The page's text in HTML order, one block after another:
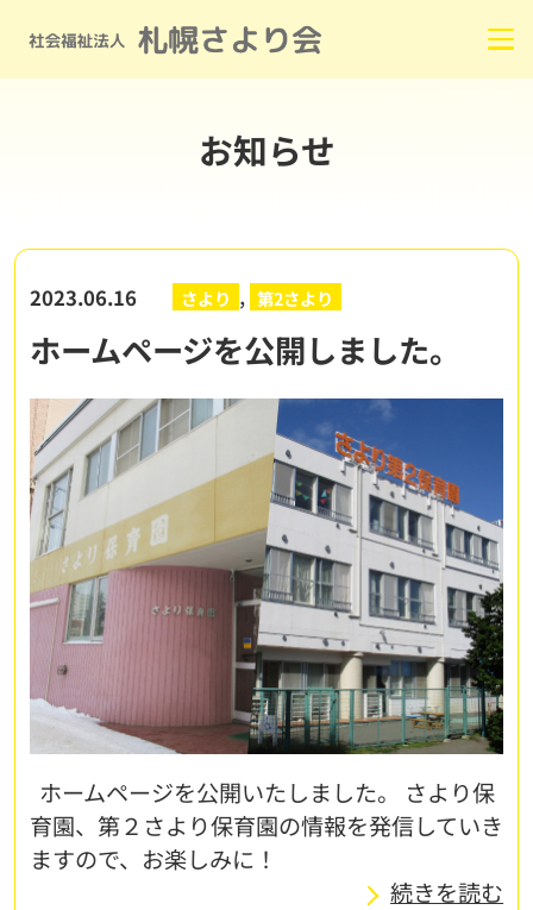
お知らせ
2023.06.16 さより , 第2さより
ホームページを公開しました。
ホームページを公開いたしました。 さより保
育園、第２さより保育園の情報を発信していき
ますので、お楽しみに！
続きを読む